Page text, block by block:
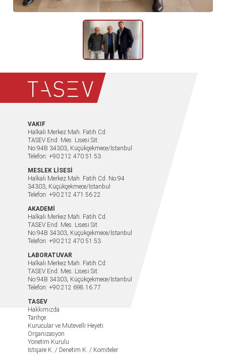
VAKIF
Halkalı Merkez Mah. Fatih Cd.
TASEV End. Mes. Lisesi Sit.
No:94B 34303, Küçükçekmece/İstanbul
Telefon: +90 212 470 51 53
MESLEK LİSESİ
Halkalı Merkez Mah. Fatih Cd. No:94
34303, Küçükçekmece/İstanbul
Telefon: +90 212 471 56 22
AKADEMİ
Halkalı Merkez Mah. Fatih Cd.
TASEV End. Mes. Lisesi Sit.
No:94B 34303, Küçükçekmece/İstanbul
Telefon: +90 212 470 51 53
LABORATUVAR
Halkalı Merkez Mah. Fatih Cd.
TASEV End. Mes. Lisesi Sit.
No:94B 34303, Küçükçekmece/İstanbul
Telefon: +90 212 698 16 77
TASEV
Hakkımızda
Tarihçe
Kurucular ve Mütevelli Heyeti
Organizasyon
Yönetim Kurulu
İstişare K. / Denetim K. / Komiteler